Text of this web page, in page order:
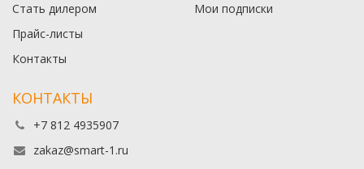
Стать дилером
Прайс-листы
Контакты
Мои подписки
КОНТАКТЫ
+7 812 4935907
zakaz@smart-1.ru